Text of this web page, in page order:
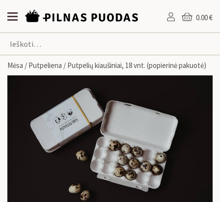
0.00 €
Mėsa / Putpeliena / Putpelių kiaušiniai, 18 vnt. (popierinė pakuotė)